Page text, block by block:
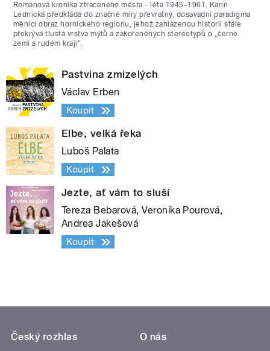
Románová kronika ztraceného města - léta 1945–1961. Karin
Lednická předkládá do značné míry převratný, dosavadní paradigma
měnící obraz hornického regionu, jehož zahlazenou historii stále
překrývá tlustá vrstva mýtů a zakořeněných stereotypů o „černé
zemi a rudém kraji“.
Pastvina zmizelých
Václav Erben
Koupit
Elbe, velká řeka
Luboš Palata
Koupit
Jezte, ať vám to sluší
Tereza Bebarová, Veronika Pourová,
Andrea Jakešová
Koupit
Český rozhlas
O nás